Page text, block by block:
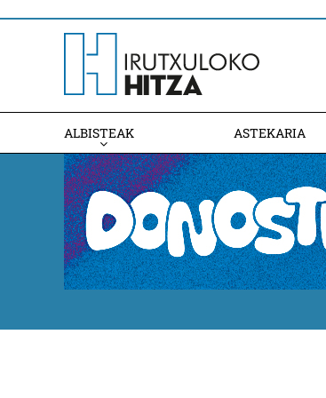
ALBISTEAK ASTEKARIA